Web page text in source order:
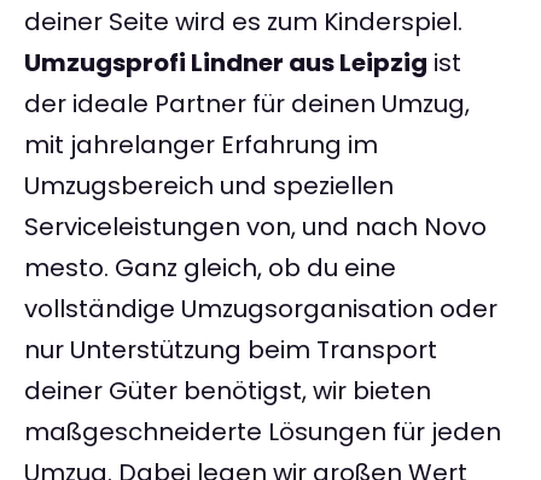
deiner Seite wird es zum Kinderspiel.
Umzugsprofi Lindner aus Leipzig ist
der ideale Partner für deinen Umzug,
mit jahrelanger Erfahrung im
Umzugsbereich und speziellen
Serviceleistungen von, und nach Novo
mesto. Ganz gleich, ob du eine
vollständige Umzugsorganisation oder
nur Unterstützung beim Transport
deiner Güter benötigst, wir bieten
maßgeschneiderte Lösungen für jeden